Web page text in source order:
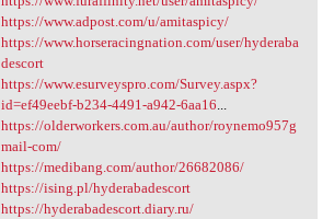
https://www.adpost.com/u/amitaspicy/
https://www.horseracingnation.com/user/hyderaba
descort
https://www.esurveyspro.com/Survey.aspx?
id=ef49eebf-b234-4491-a942-6aa16
https://olderworkers.com.au/author/roynemo957g
mail-com/
https://medibang.com/author/26682086/
https://ising.pl/hyderabadescort
https://hyderabadescort.diary.ru/